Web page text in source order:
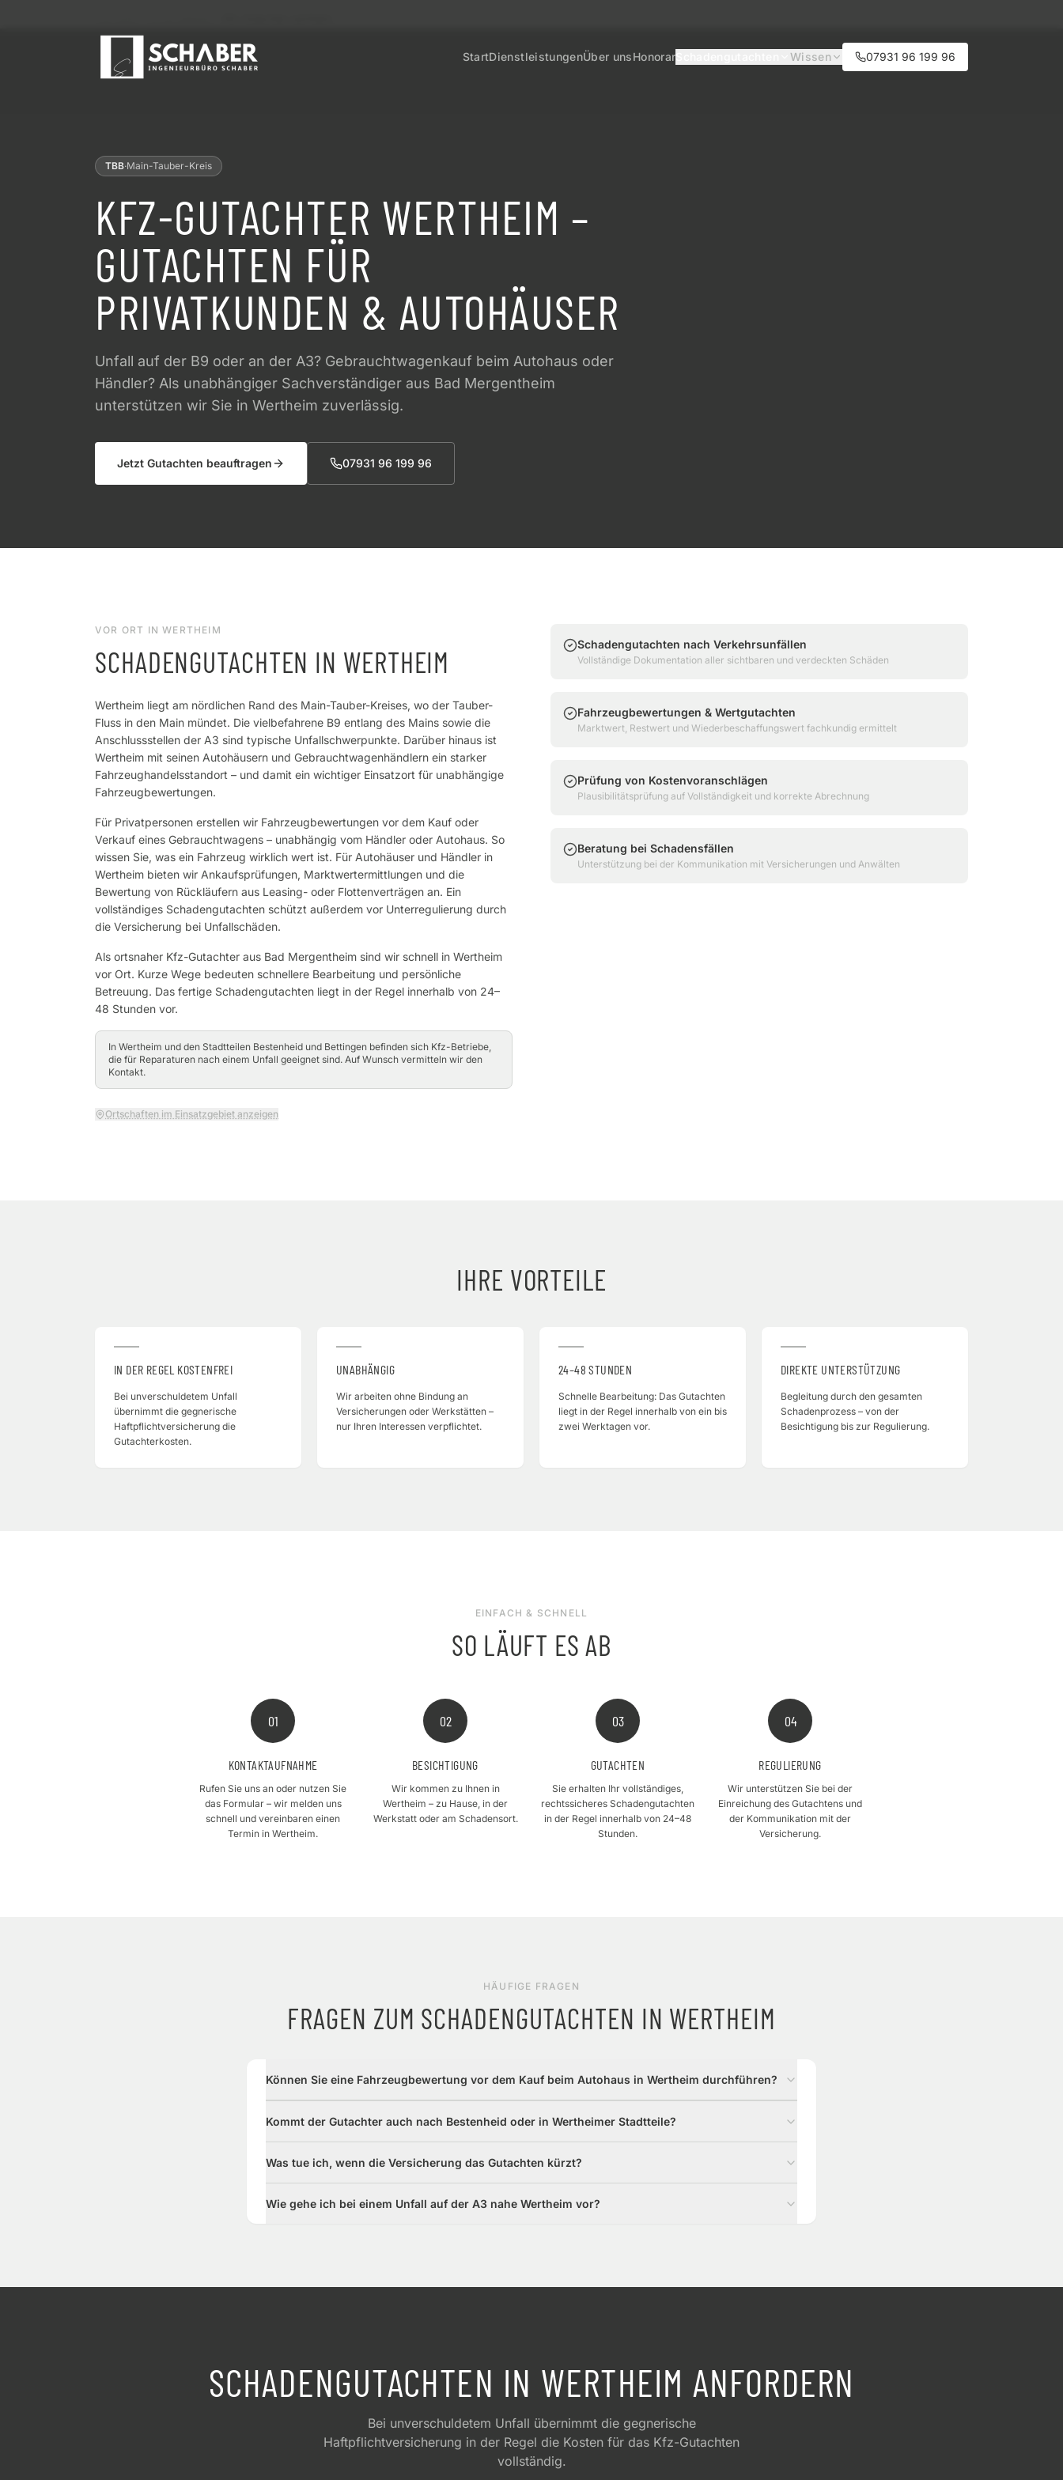
StartDienstleistungenÜber unsHonorar Wissen 07931 96 199 96
TBB·Main-Tauber-Kreis
KFZ-GUTACHTER WERTHEIM –
GUTACHTEN FÜR
PRIVATKUNDEN & AUTOHÄUSER
Unfall auf der B9 oder an der A3? Gebrauchtwagenkauf beim Autohaus oder
Händler? Als unabhängiger Sachverständiger aus Bad Mergentheim
unterstützen wir Sie in Wertheim zuverlässig.
Jetzt Gutachten beauftragen 07931 96 199 96
VOR ORT INWERTHEIM
SCHADENGUTACHTEN IN WERTHEIM
Wertheim liegt am nördlichen Rand des Main-Tauber-Kreises, wo der Tauber-
Fluss in den Main mündet. Die vielbefahrene B9 entlang des Mains sowie die
Anschlussstellen der A3 sind typische Unfallschwerpunkte. Darüber hinaus ist
Wertheim mit seinen Autohäusern und Gebrauchtwagenhändlern ein starker
Fahrzeughandelsstandort – und damit ein wichtiger Einsatzort für unabhängige
Fahrzeugbewertungen.
Für Privatpersonen erstellen wir Fahrzeugbewertungen vor dem Kauf oder
Verkauf eines Gebrauchtwagens – unabhängig vom Händler oder Autohaus. So
wissen Sie, was ein Fahrzeug wirklich wert ist. Für Autohäuser und Händler in
Wertheim bieten wir Ankaufsprüfungen, Marktwertermittlungen und die
Bewertung von Rückläufern aus Leasing- oder Flottenverträgen an. Ein
vollständiges Schadengutachten schützt außerdem vor Unterregulierung durch
die Versicherung bei Unfallschäden.
Als ortsnaher Kfz-Gutachter aus Bad Mergentheim sind wir schnell in Wertheim
vor Ort. Kurze Wege bedeuten schnellere Bearbeitung und persönliche
Betreuung. Das fertige Schadengutachten liegt in der Regel innerhalb von 24–
48 Stunden vor.
In Wertheim und den Stadtteilen Bestenheid und Bettingen befinden sich Kfz-Betriebe,
die für Reparaturen nach einem Unfall geeignet sind. Auf Wunsch vermitteln wir den
Kontakt.
Ortschaften im Einsatzgebiet anzeigen
Schadengutachten nach Verkehrsunfällen
Vollständige Dokumentation aller sichtbaren und verdeckten Schäden
Fahrzeugbewertungen & Wertgutachten
Marktwert, Restwert und Wiederbeschaffungswert fachkundig ermittelt
Prüfung von Kostenvoranschlägen
Plausibilitätsprüfung auf Vollständigkeit und korrekte Abrechnung
Beratung bei Schadensfällen
Unterstützung bei der Kommunikation mit Versicherungen und Anwälten
IHRE VORTEILE
IN DER REGEL KOSTENFREI
Bei unverschuldetem Unfall
übernimmt die gegnerische
Haftpflichtversicherung die
Gutachterkosten.
UNABHÄNGIG
Wir arbeiten ohne Bindung an
Versicherungen oder Werkstätten –
nur Ihren Interessen verpflichtet.
24–48 STUNDEN
Schnelle Bearbeitung: Das Gutachten
liegt in der Regel innerhalb von ein bis
zwei Werktagen vor.
DIREKTE UNTERSTÜTZUNG
Begleitung durch den gesamten
Schadenprozess – von der
Besichtigung bis zur Regulierung.
EINFACH & SCHNELL
SO LÄUFT ES AB
01
KONTAKTAUFNAHME
Rufen Sie uns an oder nutzen Sie
das Formular – wir melden uns
schnell und vereinbaren einen
Termin in Wertheim.
02
BESICHTIGUNG
Wir kommen zu Ihnen in
Wertheim – zu Hause, in der
Werkstatt oder am Schadensort.
03
GUTACHTEN
Sie erhalten Ihr vollständiges,
rechtssicheres Schadengutachten
in der Regel innerhalb von 24–48
Stunden.
04
REGULIERUNG
Wir unterstützen Sie bei der
Einreichung des Gutachtens und
der Kommunikation mit der
Versicherung.
HÄUFIGE FRAGEN
FRAGEN ZUM SCHADENGUTACHTEN IN WERTHEIM
Können Sie eine Fahrzeugbewertung vor dem Kauf beim Autohaus in Wertheim durchführen?
Kommt der Gutachter auch nach Bestenheid oder in Wertheimer Stadtteile?
Was tue ich, wenn die Versicherung das Gutachten kürzt?
Wie gehe ich bei einem Unfall auf der A3 nahe Wertheim vor?
SCHADENGUTACHTEN IN WERTHEIM ANFORDERN
Bei unverschuldetem Unfall übernimmt die gegnerische
Haftpflichtversicherung in der Regel die Kosten für das Kfz-Gutachten
vollständig.